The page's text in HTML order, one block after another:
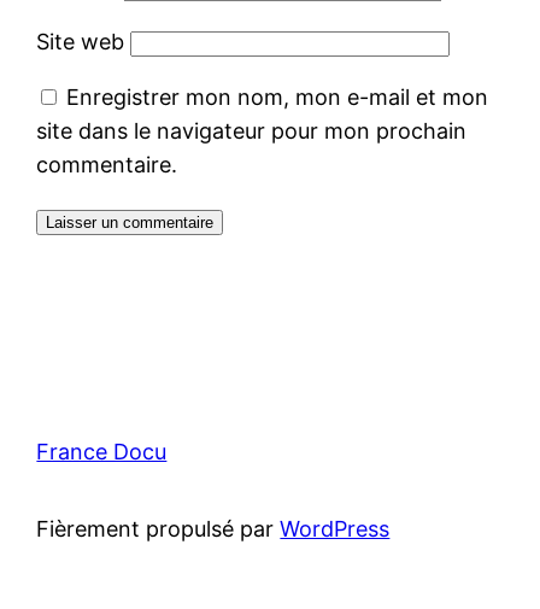
Site web
Enregistrer mon nom, mon e-mail et mon
site dans le navigateur pour mon prochain
commentaire.
France Docu
Fièrement propulsé parWordPress